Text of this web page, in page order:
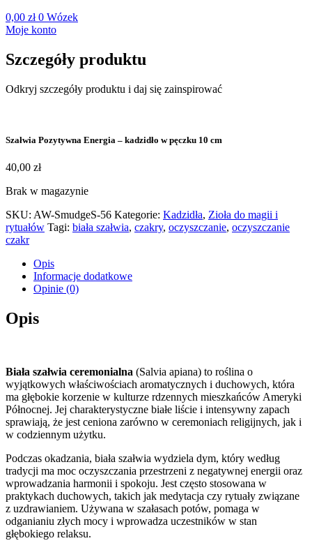
0,00 zł 0 Wózek
Moje konto
Szczegóły produktu
Odkryj szczegóły produktu i daj się zainspirować
Szałwia Pozytywna Energia – kadzidło w pęczku 10 cm
40,00 zł
Brak w magazynie
SKU: AW-SmudgeS-56 Kategorie: Kadzidła, Zioła do magii i
rytuałów Tagi: biała szałwia, czakry, oczyszczanie, oczyszczanie
czakr
Opis
Informacje dodatkowe
Opinie (0)
Opis
Biała szałwia ceremonialna (Salvia apiana) to roślina o
wyjątkowych właściwościach aromatycznych i duchowych, która
ma głębokie korzenie w kulturze rdzennych mieszkańców Ameryki
Północnej. Jej charakterystyczne białe liście i intensywny zapach
sprawiają, że jest ceniona zarówno w ceremoniach religijnych, jak i
w codziennym użytku.
Podczas okadzania, biała szałwia wydziela dym, który według
tradycji ma moc oczyszczania przestrzeni z negatywnej energii oraz
wprowadzania harmonii i spokoju. Jest często stosowana w
praktykach duchowych, takich jak medytacja czy rytuały związane
z uzdrawianiem. Używana w szałasach potów, pomaga w
odganianiu złych mocy i wprowadza uczestników w stan
głębokiego relaksu.